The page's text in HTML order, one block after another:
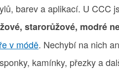
barev a aplikací. U CCC
starorůžové, modré
v módě. Nechybí na nich
kamínky, přezky a